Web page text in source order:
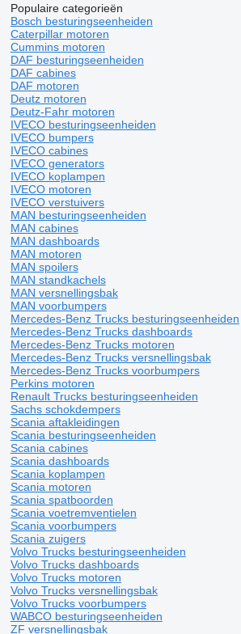
Populaire categorieën
Bosch besturingseenheiden
Caterpillar motoren
Cummins motoren
DAF besturingseenheiden
DAF cabines
DAF motoren
Deutz motoren
Deutz-Fahr motoren
IVECO besturingseenheiden
IVECO bumpers
IVECO cabines
IVECO generators
IVECO koplampen
IVECO motoren
IVECO verstuivers
MAN besturingseenheiden
MAN cabines
MAN dashboards
MAN motoren
MAN spoilers
MAN standkachels
MAN versnellingsbak
MAN voorbumpers
Mercedes-Benz Trucks besturingseenheiden
Mercedes-Benz Trucks dashboards
Mercedes-Benz Trucks motoren
Mercedes-Benz Trucks versnellingsbak
Mercedes-Benz Trucks voorbumpers
Perkins motoren
Renault Trucks besturingseenheiden
Sachs schokdempers
Scania aftakleidingen
Scania besturingseenheiden
Scania cabines
Scania dashboards
Scania koplampen
Scania motoren
Scania spatboorden
Scania voetremventielen
Scania voorbumpers
Scania zuigers
Volvo Trucks besturingseenheiden
Volvo Trucks dashboards
Volvo Trucks motoren
Volvo Trucks versnellingsbak
Volvo Trucks voorbumpers
WABCO besturingseenheiden
ZF versnellingsbak